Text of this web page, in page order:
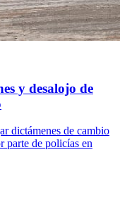
y desalojo de
dictámenes de cambio
parte de policías en